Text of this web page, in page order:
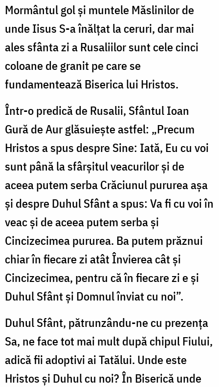
Mormântul gol şi muntele Măslinilor de
unde Iisus S-a înălţat la ceruri, dar mai
ales sfânta zi a Rusaliilor sunt cele cinci
coloane de granit pe care se
fundamentează Biserica lui Hristos.
Într-o predică de Rusalii, Sfântul Ioan
Gură de Aur glăsuieşte astfel: „Precum
Hristos a spus despre Sine: Iată, Eu cu voi
sunt până la sfârşitul veacurilor şi de
aceea putem serba Crăciunul pururea aşa
şi despre Duhul Sfânt a spus: Va fi cu voi în
veac şi de aceea putem serba şi
Cincizecimea pururea. Ba putem prăznui
chiar în fiecare zi atât Învierea cât şi
Cincizecimea, pentru că în fiecare zi e şi
Duhul Sfânt şi Domnul înviat cu noi”.
Duhul Sfânt, pătrunzându-ne cu prezenţa
Sa, ne face tot mai mult după chipul Fiului,
adică fii adoptivi ai Tatălui. Unde este
Hristos şi Duhul cu noi? În Biserică unde